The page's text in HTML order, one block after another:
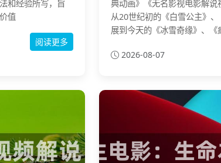
和经验所写，旨
值
阅读更多
典动画》《无名影视电影解说
从20世纪初的《白雪公主》
展到今天的《冰雪奇缘》、
2026-08-07